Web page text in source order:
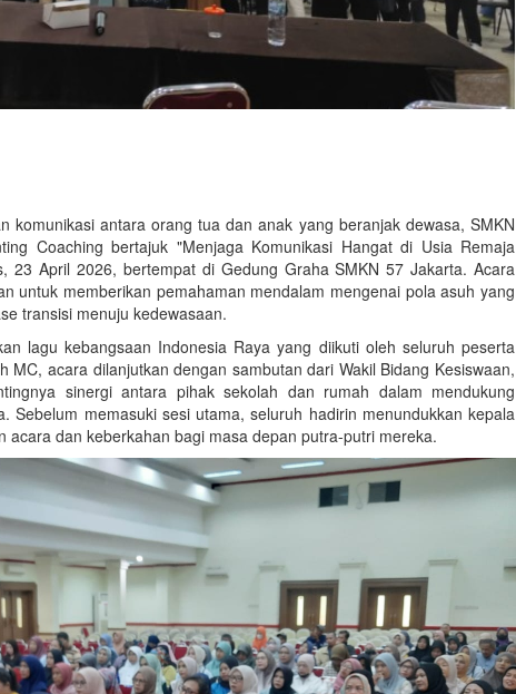
komunikasi antara orang tua dan anak yang beranjak dewasa, SMKN
Coaching bertajuk "Menjaga Komunikasi Hangat di Usia Remaja
23 April 2026, bertempat di Gedung Graha SMKN 57 Jakarta. Acara
untuk memberikan pemahaman mendalam mengenai pola asuh yang
transisi menuju kedewasaan.
lagu kebangsaan Indonesia Raya yang diikuti oleh seluruh peserta
acara dilanjutkan dengan sambutan dari Wakil Bidang Kesiswaan,
sinergi antara pihak sekolah dan rumah dalam mendukung
Sebelum memasuki sesi utama, seluruh hadirin menundukkan kepala
dan keberkahan bagi masa depan putra-putri mereka.